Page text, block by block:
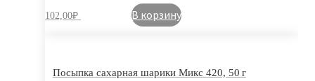
102,00₽ В корзину
Посыпка сахарная шарики Микс 420, 50 г